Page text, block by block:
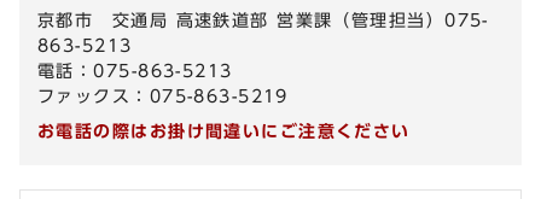
京都市 交通局 高速鉄道部 営業課（管理担当）075-
863-5213
電話：075-863-5213
ファックス：075-863-5219
お電話の際はお掛け間違いにご注意ください